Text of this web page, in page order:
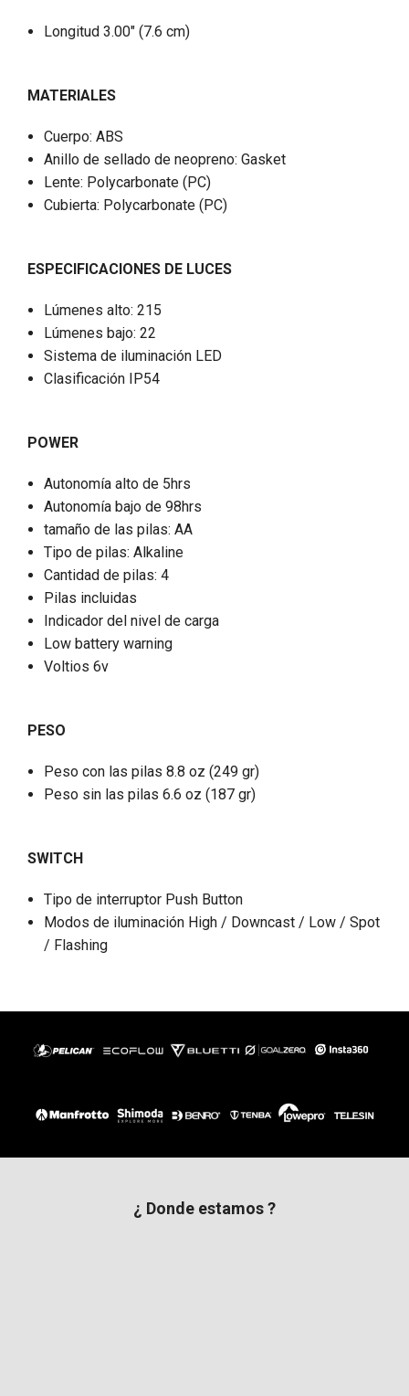
Longitud 3.00" (7.6 cm)
MATERIALES
Cuerpo: ABS
Anillo de sellado de neopreno: Gasket
Lente: Polycarbonate (PC)
Cubierta: Polycarbonate (PC)
ESPECIFICACIONES DE LUCES
Lúmenes alto: 215
Lúmenes bajo: 22
Sistema de iluminación LED
Clasificación IP54
POWER
Autonomía alto de 5hrs
Autonomía bajo de 98hrs
tamaño de las pilas: AA
Tipo de pilas: Alkaline
Cantidad de pilas: 4
Pilas incluidas
Indicador del nivel de carga
Low battery warning
Voltios 6v
PESO
Peso con las pilas 8.8 oz (249 gr)
Peso sin las pilas 6.6 oz (187 gr)
SWITCH
Tipo de interruptor Push Button
Modos de iluminación High / Downcast / Low / Spot
/ Flashing
¿ Donde estamos ?